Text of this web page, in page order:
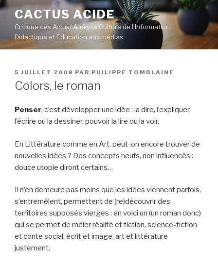
Aller
contenu
principal
CACTUS ACIDE
Critique des Actus/ Analyse Culture de l’Information
Didactique et Education aux médias
PUBLIÉ
LE
5 JUILLET 2008 PAR PHILIPPE TOMBLAINE
Colors, le roman
Penser, c’est développer une idée : la dire, l’expliquer,
l’écrire ou la dessiner, pouvoir la lire ou la voir.
En Littérature comme en Art, peut-on encore trouver de
nouvelles idées ? Des concepts neufs, non influencés :
douce utopie diront certains…
Il n’en demeure pas moins que les idées viennent parfois,
s’entremêlent, permettent de (re)découvrir des
territoires supposés vierges : en voici un (un roman donc)
qui se permet de mêler réalité et fiction, science-fiction
et conte social, écrit et image, art et littérature
justement.